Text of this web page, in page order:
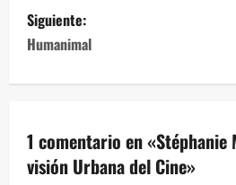
Siguiente:
Humanimal
1 comentario en «Stéphanie
visión Urbana del Cine»